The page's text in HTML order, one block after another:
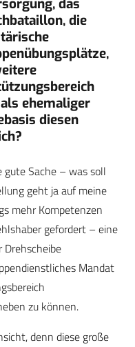
das
die
ehemaliger
diesen
Sache – was soll
geht ja auf meine
mehr Kompetenzen
gefordert – eine
Mandat
zu können.
denn diese große